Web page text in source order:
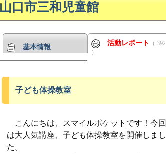
山口市三和児童館
基本情報 活動レポート
（ 392
）
子ども体操教室
こんにちは、スマイルポケットです！今回
は大人気講座、子ども体操教室を開催しまし
た。